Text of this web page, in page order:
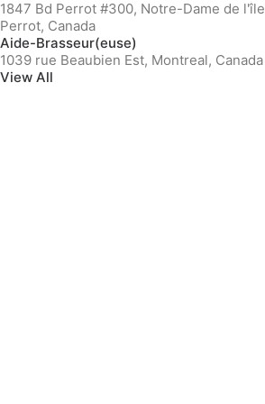
1847 Bd Perrot #300, Notre-Dame de l'île
Perrot, Canada
Aide-Brasseur(euse)
1039 rue Beaubien Est, Montreal, Canada
View All